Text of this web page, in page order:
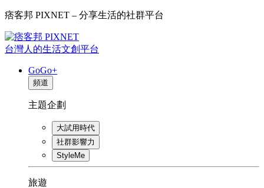
痞客邦 PIXNET – 分享生活的社群平台
台灣人的生活文創平台
GoGo+
頻道
主題企劃
大試用時代
社群影響力
StyleMe
旅遊